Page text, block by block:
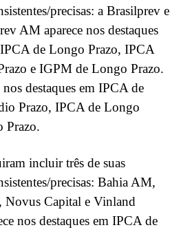
precisas: a Brasilprev e
AM aparece nos destaques
de Longo Prazo, IPCA
e IGPM de Longo Prazo.
destaques em IPCA de
Prazo, IPCA de Longo
Prazo.
incluir três de suas
precisas: Bahia AM,
Capital e Vinland
nos destaques em IPCA de